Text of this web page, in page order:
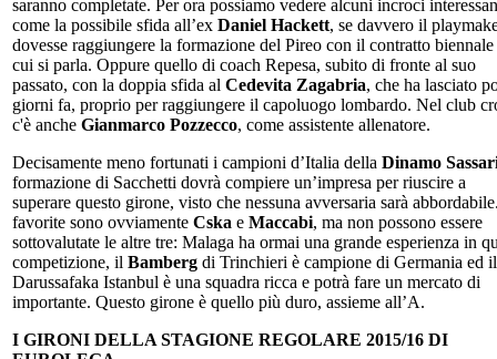
saranno completate. Per ora possiamo vedere alcuni incroci
come la possibile sfida all’ex Daniel Hackett, se davvero il
dovesse raggiungere la formazione del Pireo con il contratto
cui si parla. Oppure quello di coach Repesa, subito di fronte al suo
passato, con la doppia sfida al Cedevita Zagabria, che ha lasciato
giorni fa, proprio per raggiungere il capoluogo lombardo. Nel club
c'è anche Gianmarco Pozzecco, come assistente allenatore.
Decisamente meno fortunati i campioni d’Italia della Dinamo
formazione di Sacchetti dovrà compiere un’impresa per riuscire a
superare questo girone, visto che nessuna avversaria sarà
favorite sono ovviamente Cska e Maccabi, ma non possono essere
sottovalutate le altre tre: Malaga ha ormai una grande esperienza in
competizione, il Bamberg di Trinchieri è campione di Germania ed il
Darussafaka Istanbul è una squadra ricca e potrà fare un mercato di
importante. Questo girone è quello più duro, assieme all’A.
I GIRONI DELLA STAGIONE REGOLARE 2015/16 DI